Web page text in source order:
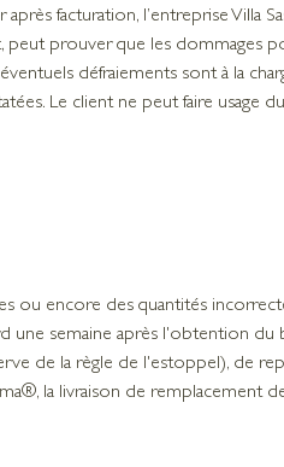
facturation, l’entreprise Villa
prouver que les dommages
défraiements sont à la
Le client ne peut faire usage
ou encore des quantités
une semaine après l'obtention du
de la règle de l'estoppel), de
la livraison de remplacement